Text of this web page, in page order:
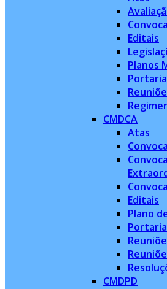
Editais
Planos
CMDCA
Atas
Editais
Plano
CMDPD